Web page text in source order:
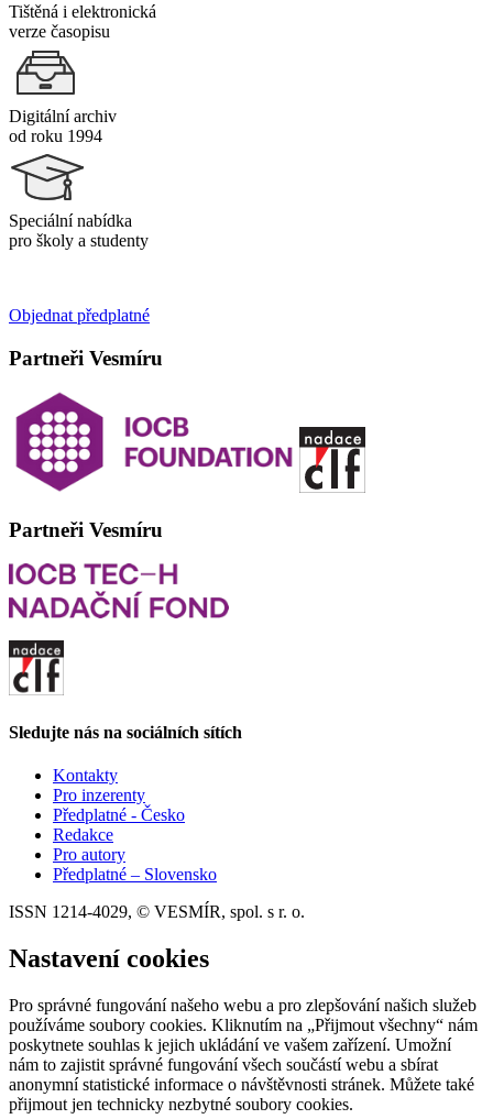
Tištěná i elektronická
verze časopisu
Digitální archiv
od roku 1994
Speciální nabídka
pro školy a studenty
Objednat předplatné
Partneři Vesmíru
Partneři Vesmíru
Sledujte nás na sociálních sítích
Kontakty
Pro inzerenty
Předplatné - Česko
Redakce
Pro autory
Předplatné – Slovensko
ISSN 1214-4029, © VESMÍR, spol. s r. o.
Nastavení cookies
Pro správné fungování našeho webu a pro zlepšování našich služeb
používáme soubory cookies. Kliknutím na „Přijmout všechny“ nám
poskytnete souhlas k jejich ukládání ve vašem zařízení. Umožní
nám to zajistit správné fungování všech součástí webu a sbírat
anonymní statistické informace o návštěvnosti stránek. Můžete také
přijmout jen technicky nezbytné soubory cookies.